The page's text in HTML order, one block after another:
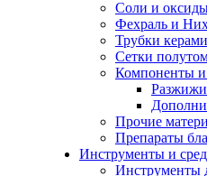
Соли и
Фехраль и
Трубки
Сетки
Компоненты и
Прочие
Препараты
Инструменты и
Инструменты